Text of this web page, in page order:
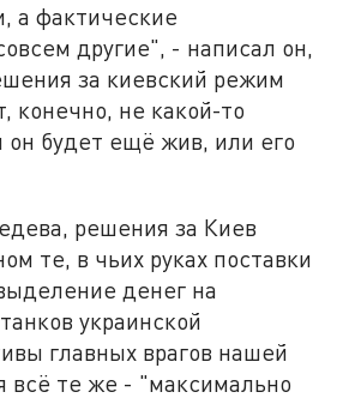
а фактические
другие", - написал он,
за киевский режим
конечно, не какой-то
он будет ещё жив, или его
решения за Киев
те, в чьих руках поставки
денег на
украинской
главных врагов нашей
всё те же - "максимально